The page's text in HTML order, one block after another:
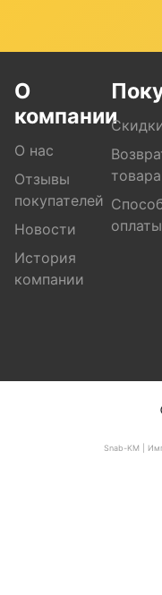
О
компании
О нас
Отзывы
покупателей
Новости
История
компании
товара
оплаты
Snab-KM |